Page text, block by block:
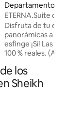
4.97 de
Departamento en
ETERNA.Suite
pirámides y
Disfruta de tu
panorámicas a
esfinge ¡Sí! Las
100 % reales.
Disfruta de una
todas las
cualquier lugar
los
Sheikh